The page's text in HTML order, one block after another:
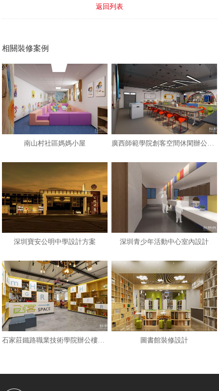
返回列表
相關裝修案例
南山村社區媽媽小屋 廣西師範學院創客空間休閑辦公樓設
深圳寶安公明中學設計方案 深圳青少年活動中心室內設計
圖書館裝修設計